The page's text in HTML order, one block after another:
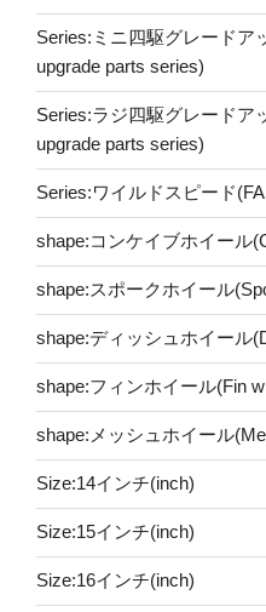
Series:ミニ四駆グレードア
upgrade parts series)
Series:ラジ四駆グレードア
upgrade parts series)
Series:ワイルドスピード
shape:コンケイブホイール
shape:スポークホイール
shape:ディッシュホイール
shape:フィンホイール(Fin
shape:メッシュホイール
Size:14インチ(inch)
Size:15インチ(inch)
Size:16インチ(inch)